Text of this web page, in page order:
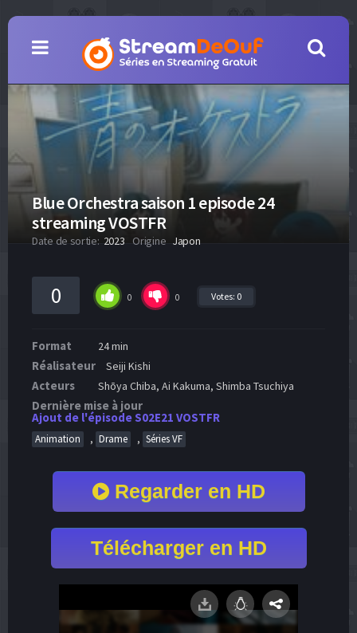
Blue Orchestra saison 1 episode 24
streaming VOSTFR
Date de sortie: 2023 Origine Japon
0 0 0 Votes: 0
Format 24 min
Réalisateur Seiji Kishi
Acteurs Shōya Chiba, Ai Kakuma, Shimba Tsuchiya
Dernière mise à jour
Ajout de l'épisode S02E21 VOSTFR
Animation , Drame , Séries VF
Regarder en HD
Télécharger en HD